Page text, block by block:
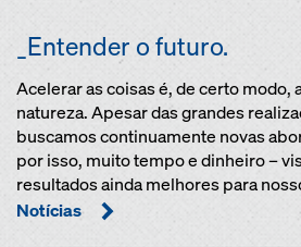
_Entender o futuro.
Acelerar as coisas é, de certo modo,
natureza. Apesar das grandes
buscamos continuamente novas
por isso, muito tempo e dinheiro –
resultados ainda melhores para
Notícias